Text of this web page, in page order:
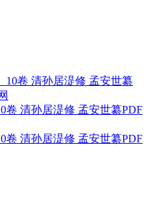
卷 清孙居湜修 孟安世纂PDF
卷 清孙居湜修 孟安世纂PDF